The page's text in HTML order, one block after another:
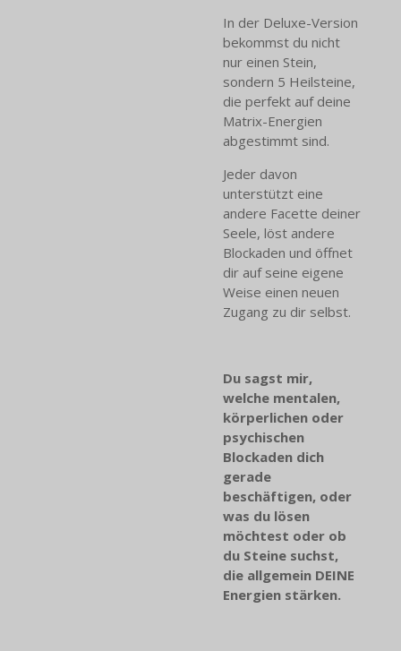
In der Deluxe-Version
bekommst du nicht
nur einen Stein,
sondern 5 Heilsteine,
die perfekt auf deine
Matrix-Energien
abgestimmt sind.
Jeder davon
unterstützt eine
andere Facette deiner
Seele, löst andere
Blockaden und öffnet
dir auf seine eigene
Weise einen neuen
Zugang zu dir selbst.
Du sagst mir,
welche mentalen,
körperlichen oder
psychischen
Blockaden dich
gerade
beschäftigen, oder
was du lösen
möchtest oder ob
du Steine suchst,
die allgemein DEINE
Energien stärken.